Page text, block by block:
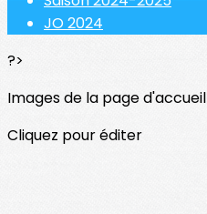
JO 2024
?>
Images de la page d'accueil
Cliquez pour éditer